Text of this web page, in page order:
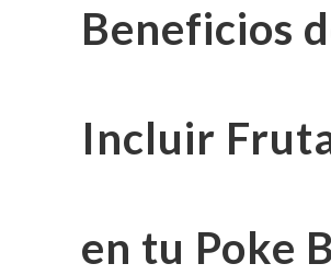
Beneficios
Incluir
en tu Poke